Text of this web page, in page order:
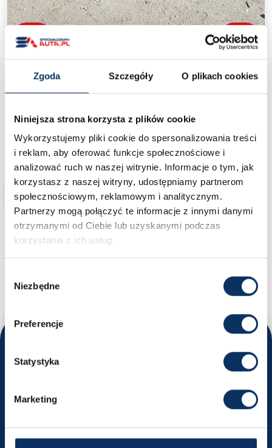
Zgoda Szczegóły O plikach cookies
Niniejsza strona korzysta z plików cookie
Wykorzystujemy pliki cookie do spersonalizowania treści
i reklam, aby oferować funkcje społecznościowe i
analizować ruch w naszej witrynie. Informacje o tym, jak
korzystasz z naszej witryny, udostępniamy partnerom
społecznościowym, reklamowym i analitycznym.
Partnerzy mogą połączyć te informacje z innymi danymi
otrzymanymi od Ciebie lub uzyskanymi podczas
korzystania z ich usług.
zgody
Niezbędne
Preferencje
Statystyka
Marketing
‹ ›
Subaru Impreza III GH (2007-
2013)
/ Ceny aut z USA / Subaru Impreza III GH (2007-2013)
Cena od:25 000 złpod dom
CHCĘ SPROWADZIĆ PODOBNY
MASZ PYTANIA?